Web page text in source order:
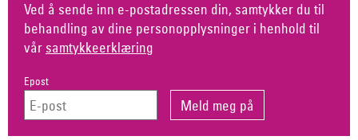
Ved å sende inn e-postadressen din, samtykker du til
behandling av dine personopplysninger i henhold til
vår samtykkeerklæring
Epost